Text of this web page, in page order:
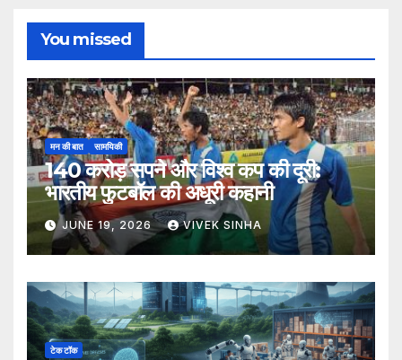
You missed
मन की बात सामयिकी
140 करोड़ सपने और विश्व कप की दूरी:
भारतीय फुटबॉल की अधूरी कहानी
JUNE 19, 2026 VIVEK SINHA
टेक टॉक